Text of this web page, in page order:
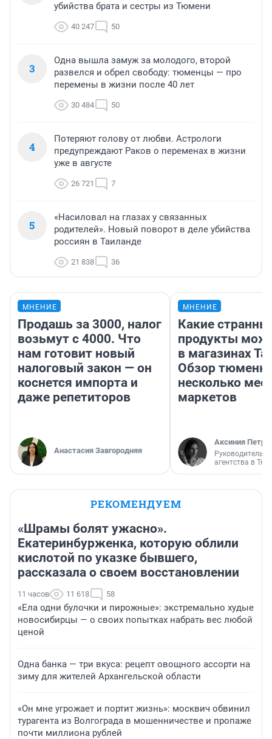
убийства брата и сестры из Тюмени
40 247 50
3
Одна вышла замуж за молодого, второй
развелся и обрел свободу: тюменцы — про
перемены в жизни после 40 лет
30 484 50
4
Потеряют голову от любви. Астрологи
предупреждают Раков о переменах в жизни
уже в августе
26 721 7
5
«Насиловал на глазах у связанных
родителей». Новый поворот в деле убийства
россиян в Таиланде
21 838 36
МНЕНИЕ
Продашь за 3000, налог
возьмут с 4000. Что
нам готовит новый
налоговый закон — он
коснется импорта и
даже репетиторов
Анастасия Завгородняя
МНЕНИЕ
Какие
продукты
в магазинах
Обзор
несколько
маркетов
Аксиния
Руководитель
агентства в
РЕКОМЕНДУЕМ
«Шрамы болят ужасно».
Екатеринбурженка, которую облили
кислотой по указке бывшего,
рассказала о своем восстановлении
11 часов 11 618 58
«Ела одни булочки и пирожные»: экстремально худые
новосибирцы — о своих попытках набрать вес любой
ценой
Одна банка — три вкуса: рецепт овощного ассорти на
зиму для жителей Архангельской области
«Он мне угрожает и портит жизнь»: москвич обвинил
турагента из Волгограда в мошенничестве и пропаже
почти миллиона рублей